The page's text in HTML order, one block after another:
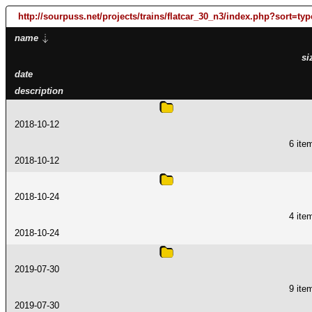
/
/flatcar_30_n3
/trains
/projects
http://sourpuss.net
name
date
description
2018-10-12
6
2018-10-12
2018-10-24
4
2018-10-24
2019-07-30
9
2019-07-30